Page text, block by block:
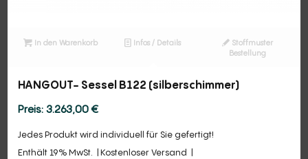
In den Warenkorb Infos / Details
Stoffmuster
Bestellung
HANGOUT- Sessel B122 (silberschimmer)
3.263,00€
Jedes Produkt wird individuell für Sie gefertigt!
Enthält 19% MwSt.
Kostenloser Versand